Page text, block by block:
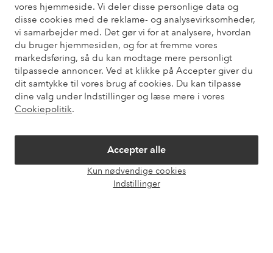
vores hjemmeside. Vi deler disse personlige data og
disse cookies med de reklame- og analysevirksomheder,
vi samarbejder med. Det gør vi for at analysere, hvordan
du bruger hjemmesiden, og for at fremme vores
markedsføring, så du kan modtage mere personligt
tilpassede annoncer. Ved at klikke på Accepter giver du
dit samtykke til vores brug af cookies. Du kan tilpasse
dine valg under Indstillinger og læse mere i vores
Cookiepolitik.
Accepter alle
Kun nødvendige cookies
Indstillinger
Du kan finde svar på de oftest stillede spørgsmål i vores FAQ.
Du kan også finde oplysninger om, hvordan du kontakter os.
Kundeservice Bestilling Betalingsmåde
Mine sider
Om Ellos